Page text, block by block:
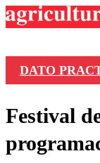
DATO
Festival